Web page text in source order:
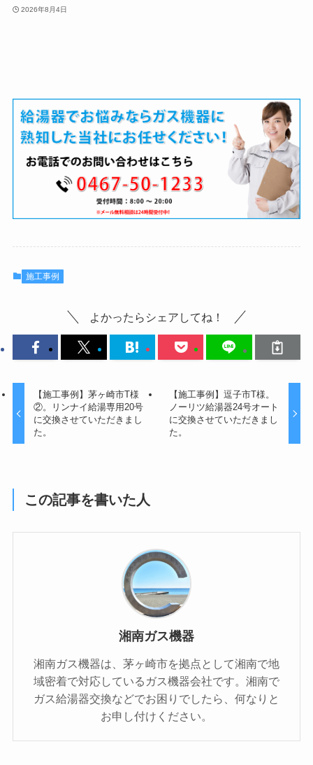
2026年8月4日
施工事例
よかったらシェアしてね！
【施工事例】茅ヶ崎市T様
②。リンナイ給湯専用20号
に交換させていただきまし
た。
【施工事例】逗子市T様。
ノーリツ給湯器24号オート
に交換させていただきまし
た。
この記事を書いた人
湘南ガス機器
湘南ガス機器は、茅ヶ崎市を拠点として湘南で地
域密着で対応しているガス機器会社です。湘南で
ガス給湯器交換などでお困りでしたら、何なりと
お申し付けください。